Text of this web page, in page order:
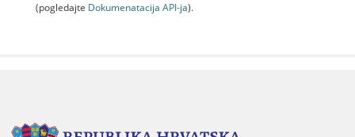
(pogledajte Dokumenаtаcijа API-jа).